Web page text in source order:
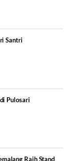
Santri
Pulosari
Raih Stand